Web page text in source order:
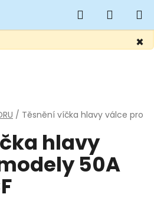
×
Hledat
KOŠÍK
/ Těsnění víčka hlavy válce pro
hlavy
50A